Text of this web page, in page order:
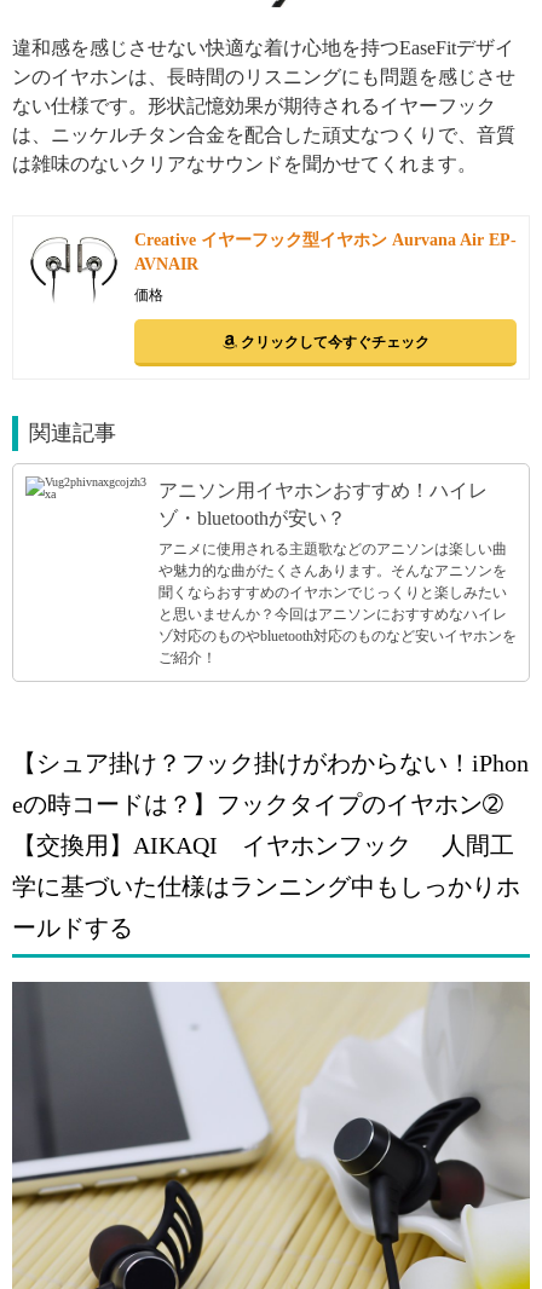
違和感を感じさせない快適な着け心地を持つEaseFitデザイ
ンのイヤホンは、長時間のリスニングにも問題を感じさせ
ない仕様です。形状記憶効果が期待されるイヤーフック
は、ニッケルチタン合金を配合した頑丈なつくりで、音質
は雑味のないクリアなサウンドを聞かせてくれます。
Creative イヤーフック型イヤホン Aurvana Air EP-
AVNAIR
価格
クリックして今すぐチェック
関連記事
アニソン用イヤホンおすすめ！ハイレ
ゾ・bluetoothが安い？
アニメに使用される主題歌などのアニソンは楽しい曲
や魅力的な曲がたくさんあります。そんなアニソンを
聞くならおすすめのイヤホンでじっくりと楽しみたい
と思いませんか？今回はアニソンにおすすめなハイレ
ゾ対応のものやbluetooth対応のものなど安いイヤホンを
ご紹介！
【シュア掛け？フック掛けがわからない！iPhon
eの時コードは？】フックタイプのイヤホン➁
【交換用】AIKAQI イヤホンフック 人間工
学に基づいた仕様はランニング中もしっかりホ
ールドする